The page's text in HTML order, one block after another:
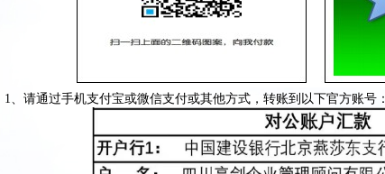
1、请通过手机支付宝或微信支付或其他方式，转账到以下官方账号：